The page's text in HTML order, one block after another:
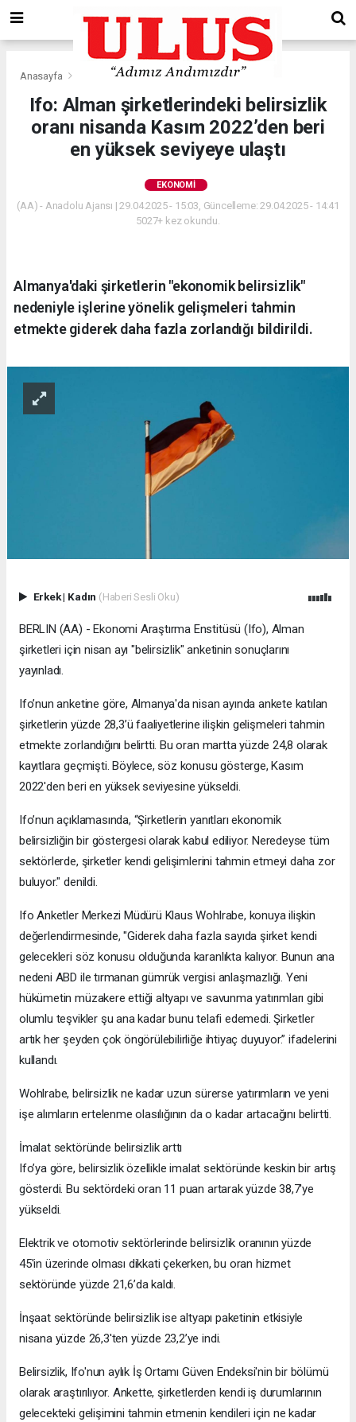
Anasayfa Ekonomi
Ifo: Alman şirketlerindeki belirsizlik
oranı nisanda Kasım 2022’den beri
en yüksek seviyeye ulaştı
EKONOMI
(AA) - Anadolu Ajansı | 29.04.2025 - 15:03, Güncelleme: 29.04.2025 - 14:41
5027+ kez okundu.
Almanya'daki şirketlerin "ekonomik belirsizlik"
nedeniyle işlerine yönelik gelişmeleri tahmin
etmekte giderek daha fazla zorlandığı bildirildi.
Erkek| Kadın (Haberi Sesli Oku)
BERLIN (AA) - Ekonomi Araştırma Enstitüsü (Ifo), Alman
şirketleri için nisan ayı "belirsizlik" anketinin sonuçlarını
yayınladı.
Ifo’nun anketine göre, Almanya'da nisan ayında ankete katılan
şirketlerin yüzde 28,3’ü faaliyetlerine ilişkin gelişmeleri tahmin
etmekte zorlandığını belirtti. Bu oran martta yüzde 24,8 olarak
kayıtlara geçmişti. Böylece, söz konusu gösterge, Kasım
2022'den beri en yüksek seviyesine yükseldi.
Ifo’nun açıklamasında, “Şirketlerin yanıtları ekonomik
belirsizliğin bir göstergesi olarak kabul ediliyor. Neredeyse tüm
sektörlerde, şirketler kendi gelişimlerini tahmin etmeyi daha zor
buluyor." denildi.
Ifo Anketler Merkezi Müdürü Klaus Wohlrabe, konuya ilişkin
değerlendirmesinde, "Giderek daha fazla sayıda şirket kendi
gelecekleri söz konusu olduğunda karanlıkta kalıyor. Bunun ana
nedeni ABD ile tırmanan gümrük vergisi anlaşmazlığı. Yeni
hükümetin müzakere ettiği altyapı ve savunma yatırımları gibi
olumlu teşvikler şu ana kadar bunu telafi edemedi. Şirketler
artık her şeyden çok öngörülebilirliğe ihtiyaç duyuyor.” ifadelerini
kullandı.
Wohlrabe, belirsizlik ne kadar uzun sürerse yatırımların ve yeni
işe alımların ertelenme olasılığının da o kadar artacağını belirtti.
İmalat sektöründe belirsizlik arttı
Ifo’ya göre, belirsizlik özellikle imalat sektöründe keskin bir artış
gösterdi. Bu sektördeki oran 11 puan artarak yüzde 38,7'ye
yükseldi.
Elektrik ve otomotiv sektörlerinde belirsizlik oranının yüzde
45'in üzerinde olması dikkati çekerken, bu oran hizmet
sektöründe yüzde 21,6’da kaldı.
İnşaat sektöründe belirsizlik ise altyapı paketinin etkisiyle
nisana yüzde 26,3'ten yüzde 23,2’ye indi.
Belirsizlik, Ifo'nun aylık İş Ortamı Güven Endeksi'nin bir bölümü
olarak araştırılıyor. Ankette, şirketlerden kendi iş durumlarının
gelecekteki gelişimini tahmin etmenin kendileri için ne kadar